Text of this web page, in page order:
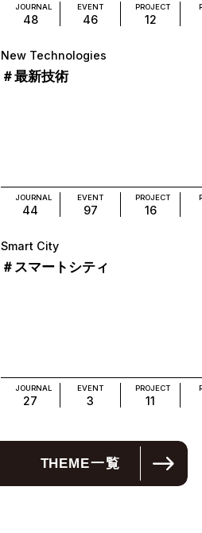
JOURNAL
48
EVENT
46
PROJECT
12
New Technologies
＃最新技術
JOURNAL
44
EVENT
97
PROJECT
16
Smart City
＃スマートシティ
JOURNAL
27
EVENT
3
PROJECT
11
THEME一覧